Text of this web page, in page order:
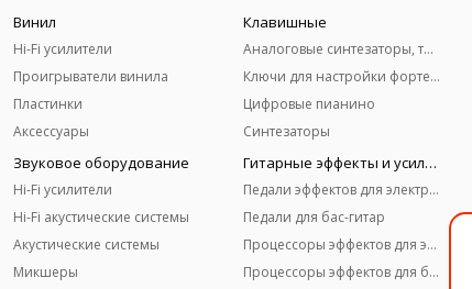
Винил
Hi-Fi усилители
Проигрыватели винила
Пластинки
Аксессуары
Клавишные
Аналоговые синтезаторы, терменвоксы
Ключи для настройки фортепиано
Цифровые пианино
Синтезаторы
Звуковое оборудование
Hi-Fi усилители
Hi-Fi акустические системы
Акустические системы
Микшеры
Гитарные эффекты и усилители
Педали эффектов для электрогитар
Педали для бас-гитар
Процессоры эффектов для электрогитар
Процессоры эффектов для бас-гитар